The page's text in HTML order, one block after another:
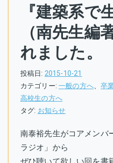
『建築系で
（南先生編
れました。
投稿日: 2015-10-21
カテゴリー:一般の方へ、卒
高校生の方へ
タグ: お知らせ
南泰裕先生がコアメンバ
ラジオ」から